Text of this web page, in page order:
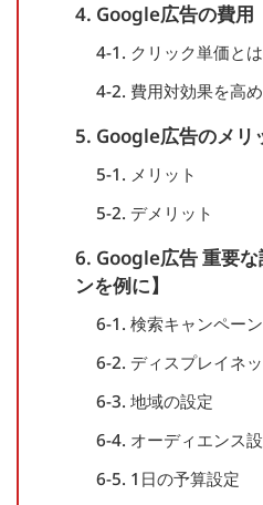
4. Google広告の費用
4-1. クリック単価とは
4-2. 費用対効果を高
5. Google広告のメリ
5-1. メリット
5-2. デメリット
6. Google広告 重要
ンを例に】
6-1. 検索キャンペーン
6-2. ディスプレイネ
6-3. 地域の設定
6-4. オーディエンス
6-5. 1日の予算設定